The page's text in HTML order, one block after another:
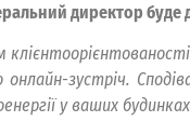
директор буде
зустріч.
у ваших